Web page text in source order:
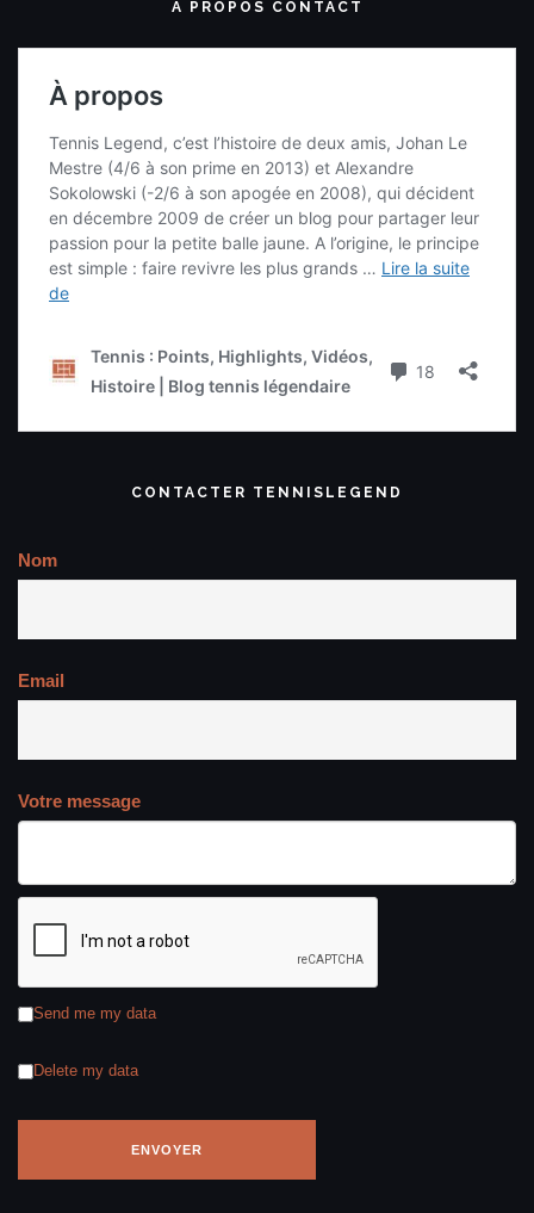
A PROPOS CONTACT
CONTACTER TENNISLEGEND
Nom
Email
Votre message
Send me my data
Delete my data